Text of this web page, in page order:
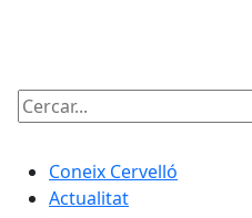
Cercar:
Coneix Cervelló
Actualitat